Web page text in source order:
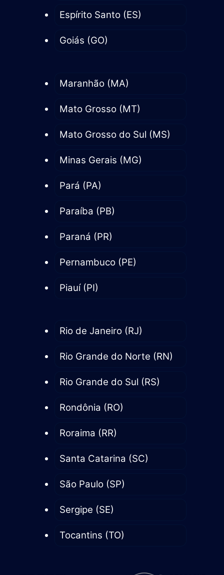
Espírito Santo (ES)
Goiás (GO)
Maranhão (MA)
Mato Grosso (MT)
Mato Grosso do Sul (MS)
Minas Gerais (MG)
Pará (PA)
Paraíba (PB)
Paraná (PR)
Pernambuco (PE)
Piauí (PI)
Rio de Janeiro (RJ)
Rio Grande do Norte (RN)
Rio Grande do Sul (RS)
Rondônia (RO)
Roraima (RR)
Santa Catarina (SC)
São Paulo (SP)
Sergipe (SE)
Tocantins (TO)